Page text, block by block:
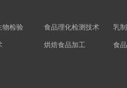
物检验 食品理化检测技术 乳
烘焙食品加工 食